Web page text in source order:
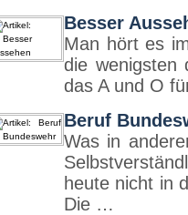
Besser
Man hört es
die wenigsten
das A und O
Beruf
Was in
heute nicht in
Die …